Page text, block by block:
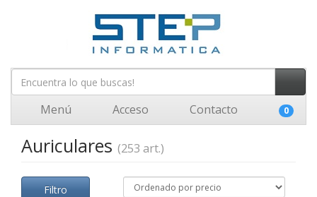
Menú Acceso Contacto 0
Auriculares (253 art.)
Filtro